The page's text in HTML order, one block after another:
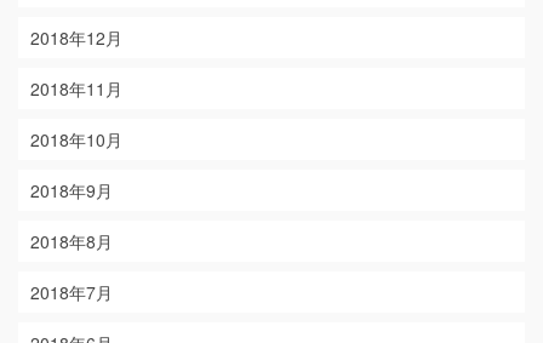
2018年12月
2018年11月
2018年10月
2018年9月
2018年8月
2018年7月